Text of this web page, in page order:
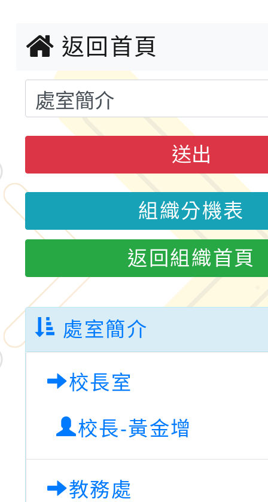
融平台-教案暨教學示
115學年度「學習扶助
計畫子計畫十一-2：國
小時認證研習計畫」
115年度「教育部表揚
義教育推展貢獻獎」實
轉知桃園市政府交通局
共運輸服務，鼓勵民眾
桃「我的減碳存摺2.0
案，詳如說明，請參閱
115年第二屆全國原住
2026年新北亞洲盃暨
鐵人三項錦標賽
桃園市115學年度學生
「2026年『王牌愛／
運動系列徵選頒獎典禮
成果展」
2026城鎮韌性防空演習
桃園市大溪自造教育及
融平台-教案暨教學示
115學年度「學習扶助
計畫子計畫十一-2：國
小時認證研習計畫」
115年度「教育部表揚
義教育推展貢獻獎」實
返回首頁
送出
組織分機表
返回組織首頁
處室簡介
校長室
校長-黃金增
教務處